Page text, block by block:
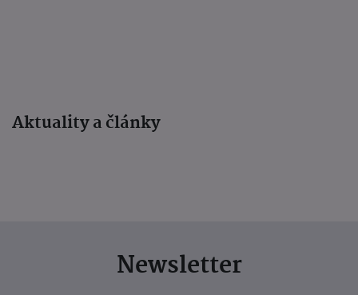
Aktuality a články
Newsletter